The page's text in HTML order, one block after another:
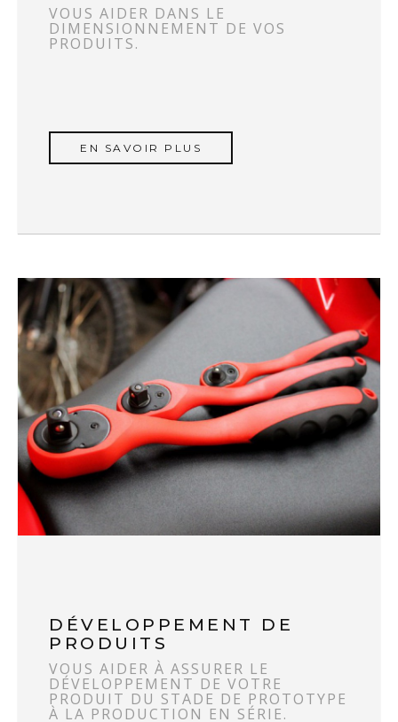
VOUS AIDER DANS LE
DIMENSIONNEMENT DE VOS
PRODUITS.
EN SAVOIR PLUS
DÉVELOPPEMENT DE
PRODUITS
VOUS AIDER À ASSURER LE
DÉVELOPPEMENT DE VOTRE
PRODUIT DU STADE DE PROTOTYPE
À LA PRODUCTION EN SÉRIE.